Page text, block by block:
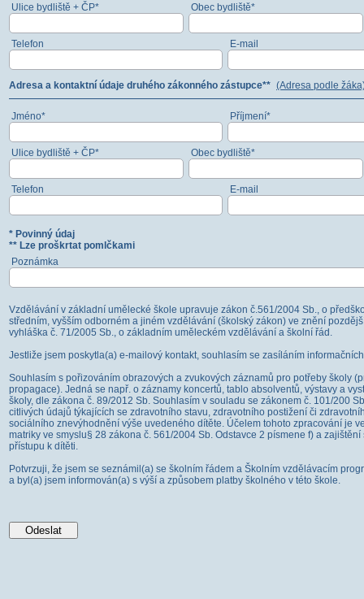
Ulice bydliště + ČP* Obec bydliště*
Telefon E-mail
Adresa a kontaktní údaje druhého zákonného zástupce** (Adresa podle
Jméno* Příjmení*
Ulice bydliště + ČP* Obec bydliště*
Telefon E-mail
* Povinný údaj
** Lze proškrtat pomlčkami
Poznámka
Vzdělávání v základní umělecké škole upravuje zákon č.561/2004 Sb., o
středním, vyšším odborném a jiném vzdělávání (školský zákon) ve znění
vyhláška č. 71/2005 Sb., o základním uměleckém vzdělávání a školní řád.
Jestliže jsem poskytla(a) e-mailový kontakt, souhlasím se zasíláním
Souhlasím s pořizováním obrazových a zvukových záznamů pro potřeby školy
propagace). Jedná se např. o záznamy koncertů, tablo absolventů, výstavy a
školy, dle zákona č. 89/2012 Sb. Souhlasím v souladu se zákonem č. 101/200
citlivých údajů týkajících se zdravotního stavu, zdravotního postižení či
sociálního znevýhodnění výše uvedeného dítěte. Účelem tohoto zpracování je
matriky ve smyslu§ 28 zákona č. 561/2004 Sb. Odstavce 2 písmene f) a
přístupu k dítěti.
Potvrzuji, že jsem se seznámil(a) se školním řádem a Školním vzdělávacím
a byl(a) jsem informován(a) s výší a způsobem platby školného v této škole.